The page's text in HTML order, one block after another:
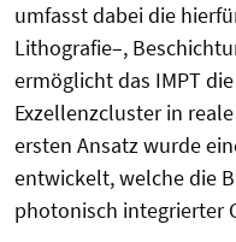
umfasst dabei die
Lithografie–,
ermöglicht das IMPT
Exzellenzcluster in
ersten Ansatz wurde
entwickelt, welche die
photonisch integrierter